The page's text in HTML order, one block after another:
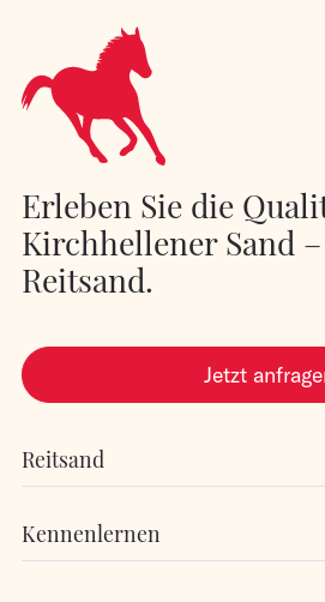
Erleben Sie die
Kirchhellener Sand
Reitsand.
Jetzt
Reitsand
Kennenlernen